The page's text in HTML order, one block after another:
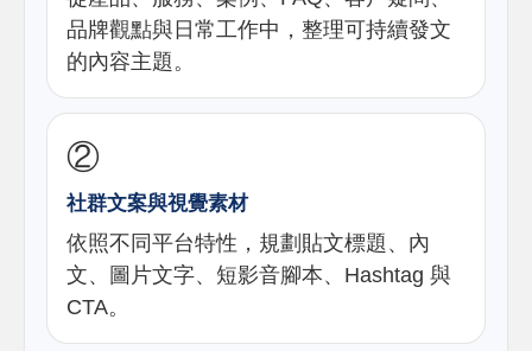
品牌觀點與日常工作中，整理可持續發文
的內容主題。
②
社群文案與視覺素材
依照不同平台特性，規劃貼文標題、內
文、圖片文字、短影音腳本、Hashtag 與
CTA。